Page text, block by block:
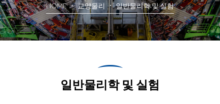
HOME 교양물리 일반물리학 및 실험
일반물리학 및 실험